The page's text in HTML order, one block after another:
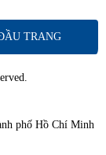
TRANG
phố Hồ Chí Minh